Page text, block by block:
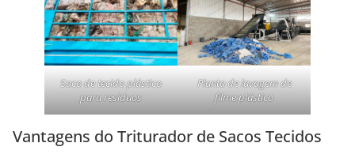
Saco de tecido plástico
para resíduos
Planta de lavagem de
filme plástico
Vantagens do Triturador de Sacos Tecidos